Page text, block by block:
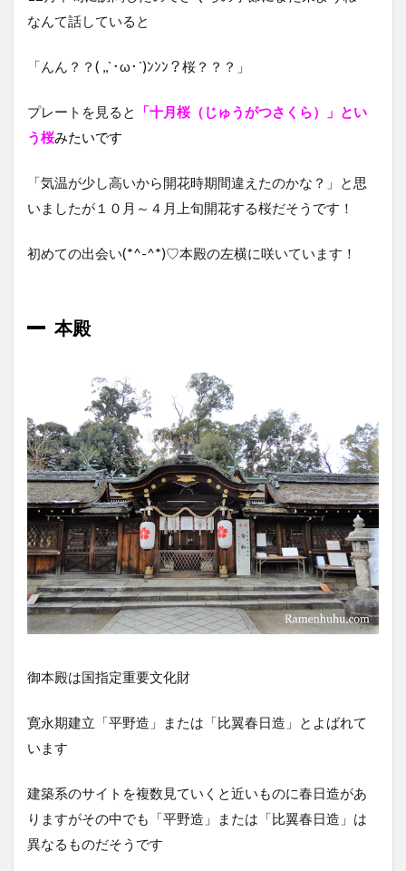
なんて話していると
「んん？？( ,,`･ω･´)ﾝﾝﾝ？桜？？？」
プレートを見ると
「十月桜（じゅうがつさくら）」とい
う桜みたいです
「気温が少し高いから開花時期間違えたのかな？」と思
いましたが１０月～４月上旬開花する桜だそうです！
初めての出会い(*^-^*)♡本殿の左横に咲いています！
本殿
御本殿は国指定重要文化財
寛永期建立「平野造」または「比翼春日造」とよばれて
います
建築系のサイトを複数見ていくと近いものに春日造があ
りますがその中でも「平野造」または「比翼春日造」は
異なるものだそうです